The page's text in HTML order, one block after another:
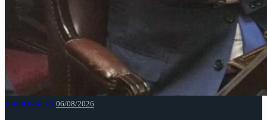
NACIONALES 06/08/2026